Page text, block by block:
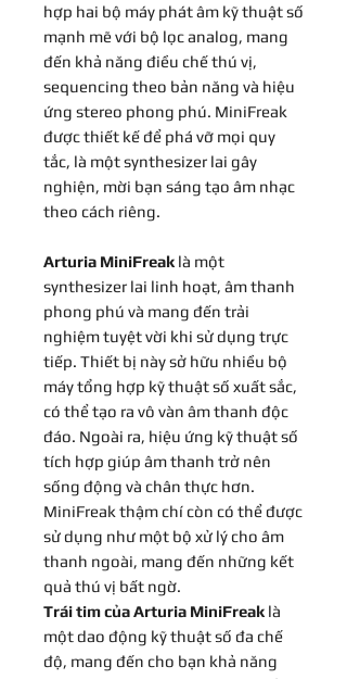
hợp hai bộ máy phát âm kỹ thuật số
mạnh mẽ với bộ lọc analog, mang
đến khả năng điều chế thú vị,
sequencing theo bản năng và hiệu
ứng stereo phong phú. MiniFreak
được thiết kế để phá vỡ mọi quy
tắc, là một synthesizer lai gây
nghiện, mời bạn sáng tạo âm nhạc
theo cách riêng.
Arturia MiniFreak là một
synthesizer lai linh hoạt, âm thanh
phong phú và mang đến trải
nghiệm tuyệt vời khi sử dụng trực
tiếp. Thiết bị này sở hữu nhiều bộ
máy tổng hợp kỹ thuật số xuất sắc,
có thể tạo ra vô vàn âm thanh độc
đáo. Ngoài ra, hiệu ứng kỹ thuật số
tích hợp giúp âm thanh trở nên
sống động và chân thực hơn.
MiniFreak thậm chí còn có thể được
sử dụng như một bộ xử lý cho âm
thanh ngoài, mang đến những kết
quả thú vị bất ngờ.
Trái tim của Arturia MiniFreak là
một dao động kỹ thuật số đa chế
độ, mang đến cho bạn khả năng